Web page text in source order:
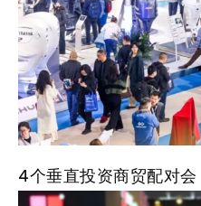
4个垂直投资商贸配对会